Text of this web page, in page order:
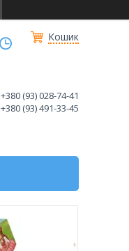
Кошик
+380 (93) 028-74-41
+380 (93) 491-33-45